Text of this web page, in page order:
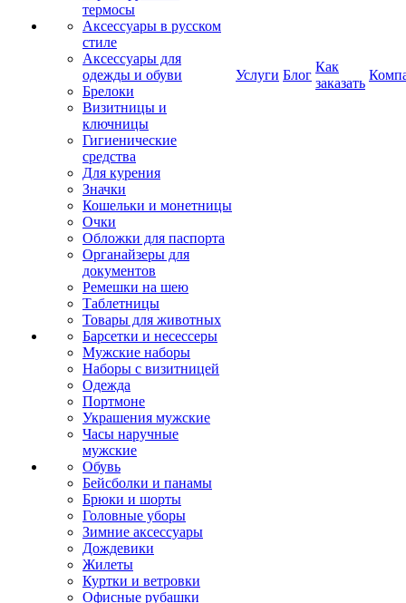
термосы
Аксессуары в русском
стиле
Аксессуары для
одежды и обуви
Брелоки
Визитницы и
ключницы
Гигиенические
средства
Для курения
Значки
Кошельки и монетницы
Очки
Обложки для паспорта
Органайзеры для
документов
Ремешки на шею
Таблетницы
Товары для животных
Барсетки и несессеры
Мужские наборы
Наборы с визитницей
Одежда
Портмоне
Украшения мужские
Часы наручные
мужские
Обувь
Бейсболки и панамы
Брюки и шорты
Головные уборы
Зимние аксессуары
Дождевики
Жилеты
Куртки и ветровки
Офисные рубашки
Услуги Блог
Как
заказать